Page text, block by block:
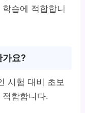
습에 적합합니
가요?
시험 대비 초보
합합니다.